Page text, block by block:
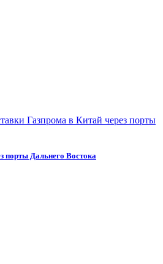
порты Дальнего Востока